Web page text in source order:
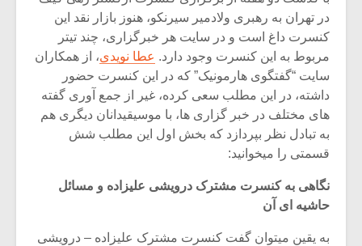
در تهران به رهبری ولادمیر سیرنکو، هنوز بازار نقد این
کنسرت داغ است و در سایت هر خبرگزاری، چند تیتر
مربوط به این کنسرت وجود دارد. عطا نویدی، از همکاران
سایت “گفتگوی هارمونیک” که در این کنسرت حضور
داشته، در این مطلب سعی کرده، غیر از جمع آوری گفته
های مختلف در خبر گزاری ها، با موسیقیدانان دیگری هم
به تبادل نظر بپردازد که بخش اول این مطلب شش
قسمتی را میخوانید:
نگاهی به کنسرت مشترک درویشی علیزاده و مسائل
حاشیه ای آن
به یقین میتوان گفت کنسرت مشترک علیزاده – درویشی